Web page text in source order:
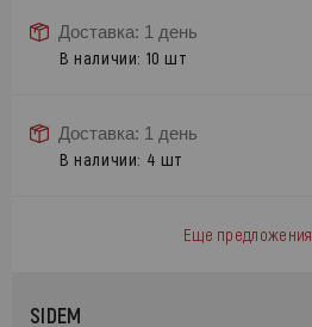
Доставка: 1 день
В наличии: 10 шт
Доставка: 1 день
В наличии: 4 шт
Еще предложения
SIDEM